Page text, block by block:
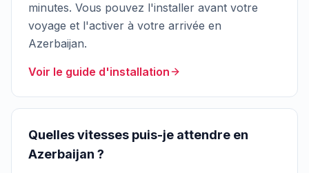
minutes. Vous pouvez l'installer avant votre
voyage et l'activer à votre arrivée en
Azerbaijan.
Voir le guide d'installation
Quelles vitesses puis-je attendre en
Azerbaijan ?